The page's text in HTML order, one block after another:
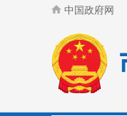
中国政府网